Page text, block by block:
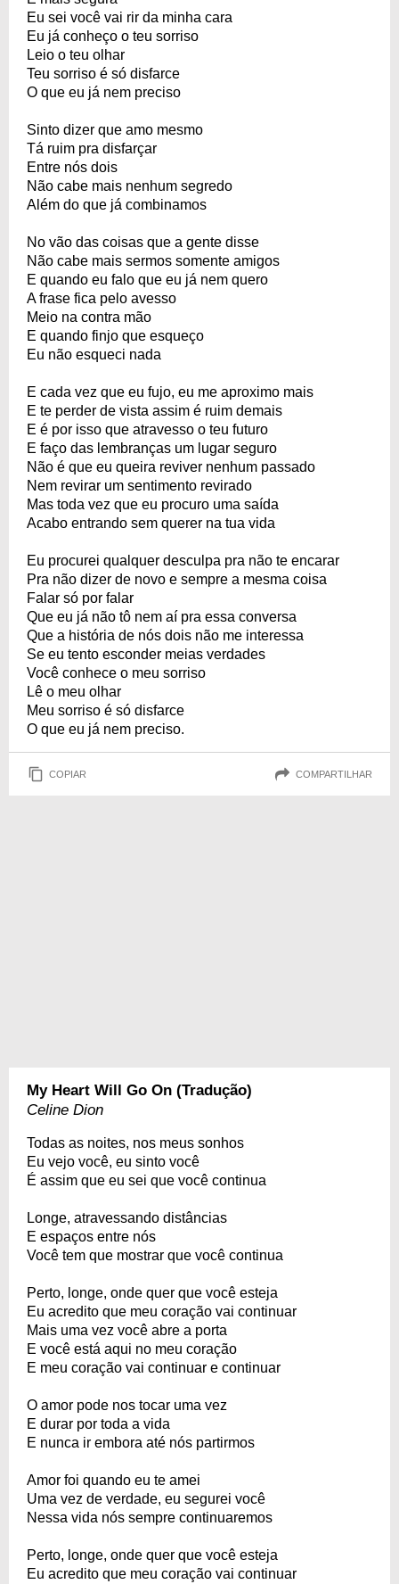
Eu sei você vai rir da minha cara
Eu já conheço o teu sorriso
Leio o teu olhar
Teu sorriso é só disfarce
O que eu já nem preciso
Sinto dizer que amo mesmo
Tá ruim pra disfarçar
Entre nós dois
Não cabe mais nenhum segredo
Além do que já combinamos
No vão das coisas que a gente disse
Não cabe mais sermos somente amigos
E quando eu falo que eu já nem quero
A frase fica pelo avesso
Meio na contra mão
E quando finjo que esqueço
Eu não esqueci nada
E cada vez que eu fujo, eu me aproximo mais
E te perder de vista assim é ruim demais
E é por isso que atravesso o teu futuro
E faço das lembranças um lugar seguro
Não é que eu queira reviver nenhum passado
Nem revirar um sentimento revirado
Mas toda vez que eu procuro uma saída
Acabo entrando sem querer na tua vida
Eu procurei qualquer desculpa pra não te encarar
Pra não dizer de novo e sempre a mesma coisa
Falar só por falar
Que eu já não tô nem aí pra essa conversa
Que a história de nós dois não me interessa
Se eu tento esconder meias verdades
Você conhece o meu sorriso
Lê o meu olhar
Meu sorriso é só disfarce
O que eu já nem preciso.
COPIAR COMPARTILHAR
My Heart Will Go On (Tradução)
Celine Dion
Todas as noites, nos meus sonhos
Eu vejo você, eu sinto você
É assim que eu sei que você continua
Longe, atravessando distâncias
E espaços entre nós
Você tem que mostrar que você continua
Perto, longe, onde quer que você esteja
Eu acredito que meu coração vai continuar
Mais uma vez você abre a porta
E você está aqui no meu coração
E meu coração vai continuar e continuar
O amor pode nos tocar uma vez
E durar por toda a vida
E nunca ir embora até nós partirmos
Amor foi quando eu te amei
Uma vez de verdade, eu segurei você
Nessa vida nós sempre continuaremos
Perto, longe, onde quer que você esteja
Eu acredito que meu coração vai continuar